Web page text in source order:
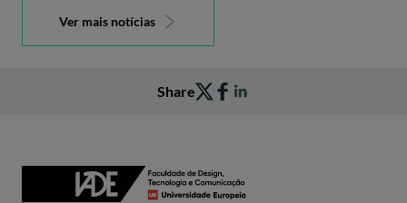
Ver mais notícias
Share